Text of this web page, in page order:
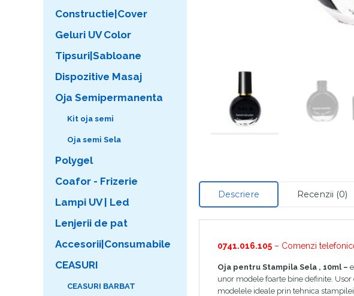
Descriere Recenzii (0)
0741.016.105 – Comenzi
Oja pentru Stampila Sela , 10ml –
unor modele foarte bine definite.
modelele ideale prin tehnica
Constructie|Cover
Geluri UV Color
Tipsuri|Sabloane
Dispozitive Masaj
Oja Semipermanenta
Kit oja semi
Oja semi Sela
Polygel
Coafor - Frizerie
Lampi UV | Led
Lenjerii de pat
Accesorii|Consumabile
CEASURI
CEASURI BARBAT